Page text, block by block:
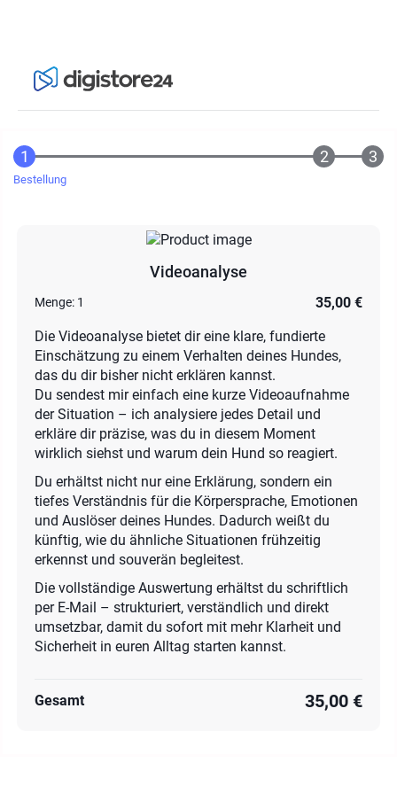
Bestellung
Videoanalyse
Menge: 1
35,00 €
Die Videoanalyse bietet dir eine klare, fundierte
Einschätzung zu einem Verhalten deines Hundes,
das du dir bisher nicht erklären kannst.
Du sendest mir einfach eine kurze Videoaufnahme
der Situation – ich analysiere jedes Detail und
erkläre dir präzise, was du in diesem Moment
wirklich siehst und warum dein Hund so reagiert.
Du erhältst nicht nur eine Erklärung, sondern ein
tiefes Verständnis für die Körpersprache, Emotionen
und Auslöser deines Hundes. Dadurch weißt du
künftig, wie du ähnliche Situationen frühzeitig
erkennst und souverän begleitest.
Die vollständige Auswertung erhältst du schriftlich
per E-Mail – strukturiert, verständlich und direkt
umsetzbar, damit du sofort mit mehr Klarheit und
Sicherheit in euren Alltag starten kannst.
Gesamt 35,00 €